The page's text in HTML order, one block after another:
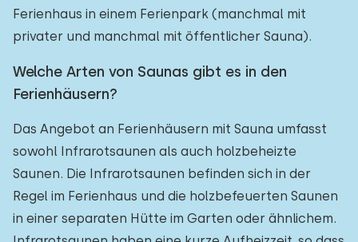
Ferienhaus in einem Ferienpark (manchmal mit
privater und manchmal mit öffentlicher Sauna).
Welche Arten von Saunas gibt es in den
Ferienhäusern?
Das Angebot an Ferienhäusern mit Sauna umfasst
sowohl Infrarotsaunen als auch holzbeheizte
Saunen. Die Infrarotsaunen befinden sich in der
Regel im Ferienhaus und die holzbefeuerten Saunen
in einer separaten Hütte im Garten oder ähnlichem.